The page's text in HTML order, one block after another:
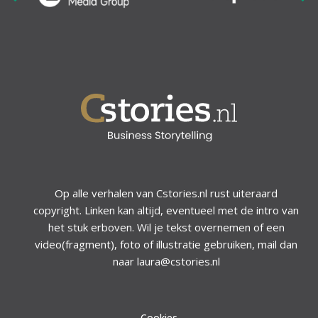
Op alle verhalen van Cstories.nl rust uiteraard
copyright. Linken kan altijd, eventueel met de intro van
het stuk erboven. Wil je tekst overnemen of een
video(fragment), foto of illustratie gebruiken, mail dan
naar laura@cstories.nl